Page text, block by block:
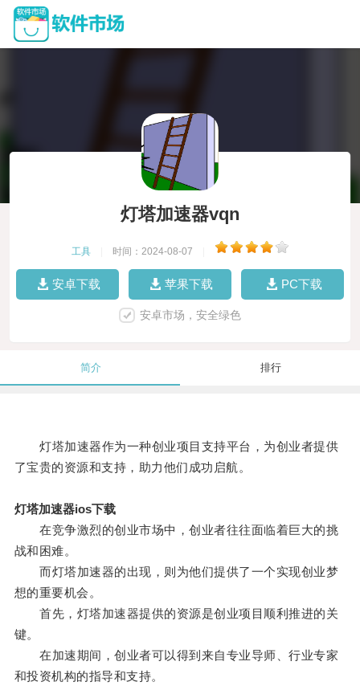
灯塔加速器vqn
工具 时间：2024-08-07
安卓下载 苹果下载 PC下载
安卓市场，安全绿色
简介 排行
灯塔加速器作为一种创业项目支持平台，为创业者提供
了宝贵的资源和支持，助力他们成功启航。
灯塔加速器ios下载
在竞争激烈的创业市场中，创业者往往面临着巨大的挑
战和困难。
而灯塔加速器的出现，则为他们提供了一个实现创业梦
想的重要机会。
首先，灯塔加速器提供的资源是创业项目顺利推进的关
键。
在加速期间，创业者可以得到来自专业导师、行业专家
和投资机构的指导和支持。